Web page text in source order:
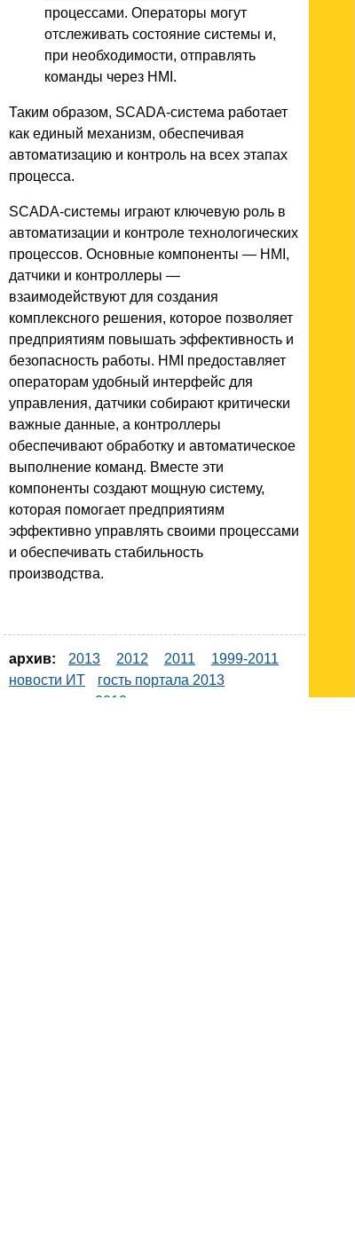
процессами. Операторы могут
отслеживать состояние системы и,
при необходимости, отправлять
команды через HMI.
Таким образом, SCADA-система работает
как единый механизм, обеспечивая
автоматизацию и контроль на всех этапах
процесса.
SCADA-системы играют ключевую роль в
автоматизации и контроле технологических
процессов. Основные компоненты — HMI,
датчики и контроллеры —
взаимодействуют для создания
комплексного решения, которое позволяет
предприятиям повышать эффективность и
безопасность работы. HMI предоставляет
операторам удобный интерфейс для
управления, датчики собирают критически
важные данные, а контроллеры
обеспечивают обработку и автоматическое
выполнение команд. Вместе эти
компоненты создают мощную систему,
которая помогает предприятиям
эффективно управлять своими процессами
и обеспечивать стабильность
производства.
архив: 2013 2012 2011
1999-2011
новости ИТ
гость портала 2013
тема недели 2013